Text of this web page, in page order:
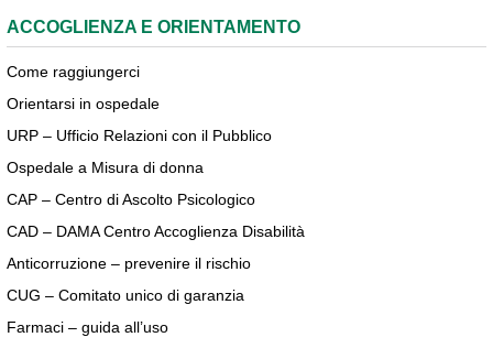
ACCOGLIENZA E ORIENTAMENTO
Come raggiungerci
Orientarsi in ospedale
URP – Ufficio Relazioni con il Pubblico
Ospedale a Misura di donna
CAP – Centro di Ascolto Psicologico
CAD – DAMA Centro Accoglienza Disabilità
Anticorruzione – prevenire il rischio
CUG – Comitato unico di garanzia
Farmaci – guida all’uso